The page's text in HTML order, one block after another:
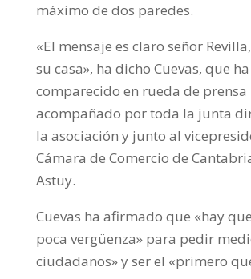
máximo de dos paredes.
«El mensaje es claro señor
su casa», ha dicho Cuevas, que ha
comparecido en rueda de prensa
acompañado por toda la junta
la asociación y junto al
Cámara de Comercio de
Astuy.
Cuevas ha afirmado que «hay
poca vergüenza» para pedir
ciudadanos» y ser el «primero